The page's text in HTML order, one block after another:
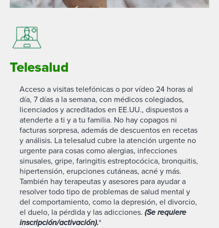
Telesalud
Acceso a visitas telefónicas o por vídeo 24 horas al
día, 7 días a la semana, con médicos colegiados,
licenciados y acreditados en EE.UU., dispuestos a
atenderte a ti y a tu familia. No hay copagos ni
facturas sorpresa, además de descuentos en recetas
y análisis. La telesalud cubre la atención urgente no
urgente para cosas como alergias, infecciones
sinusales, gripe, faringitis estreptocócica, bronquitis,
hipertensión, erupciones cutáneas, acné y más.
También hay terapeutas y asesores para ayudar a
resolver todo tipo de problemas de salud mental y
del comportamiento, como la depresión, el divorcio,
el duelo, la pérdida y las adicciones. (Se requiere
inscripción/activación).*